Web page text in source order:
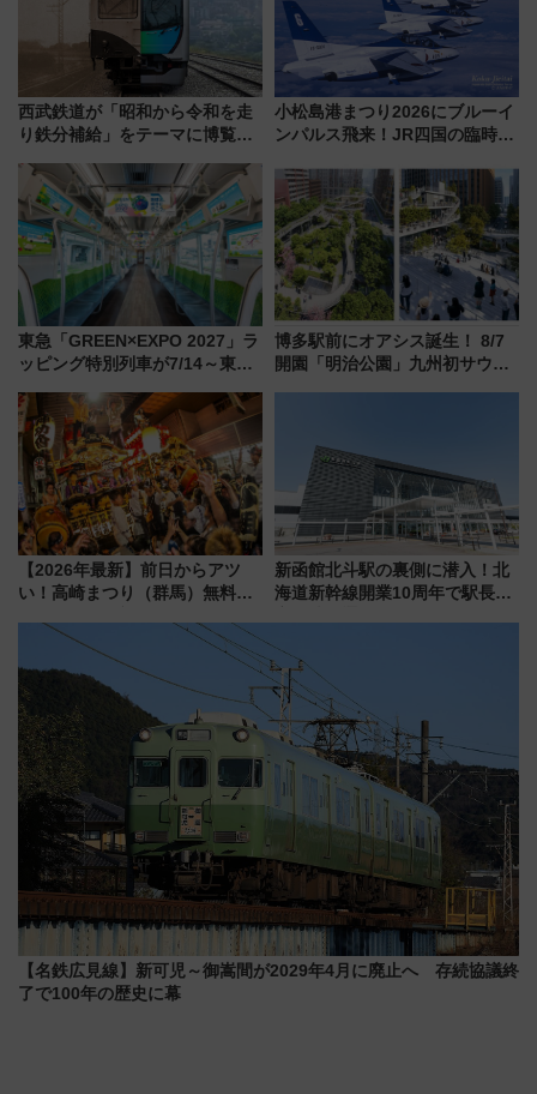
西武鉄道が「昭和から令和を走
り鉄分補給」をテーマに博覧会
14日から 新車両「トキイロ」体
験ブースも アクセスや申込方法
を解説
小松島港まつり2026にブルーイ
ンパルス飛来！JR四国の臨時ダ
東急「GREEN×EXPO 2027」ラ
ッピング特別列車が7/14～東
ー！ 注目の編成やデザインまと
め
博多駅前にオアシス誕生！ 8/7
開園「明治公園」九州初サウナ
【2026年最新】前日からアツ
い！高崎まつり（群馬）無料観
しまで
新函館北斗駅の裏側に潜入！北
海道新幹線開業10周年で駅長
【名鉄広見線】新可児～御嵩間が2029年4月に廃止へ 存続協議終
了で100年の歴史に幕